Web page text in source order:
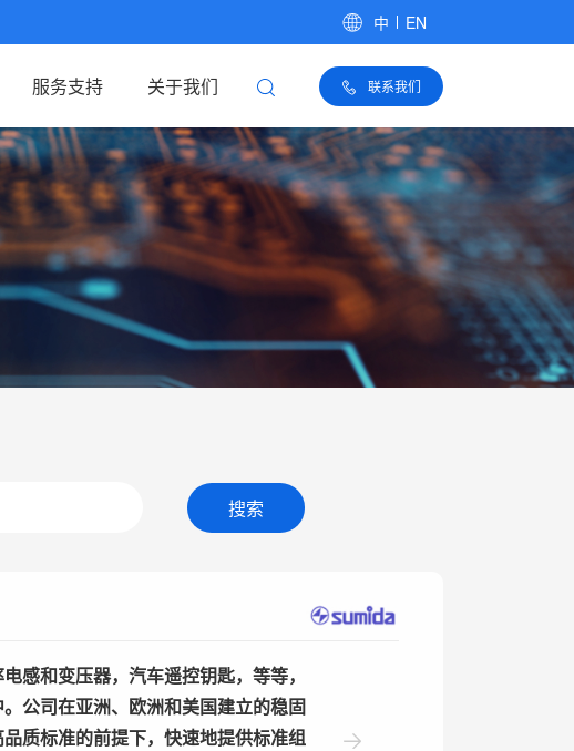
中 EN
服务支持 关于我们 联系我们
搜索
感和变压器，汽车遥控钥匙，等等，
公司在亚洲、欧洲和美国建立的稳固
质标准的前提下，快速地提供标准组